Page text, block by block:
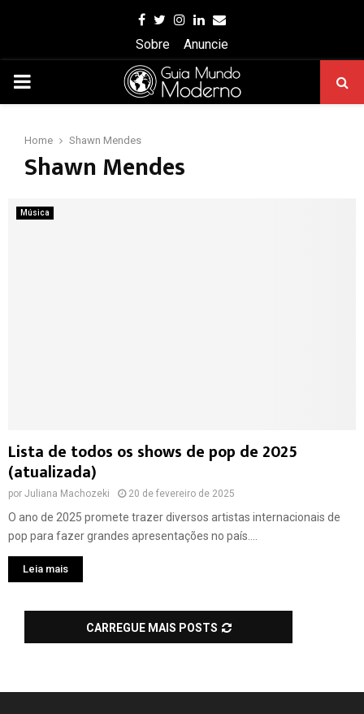
Facebook
Twitter
Instagram
Linkedin
Email
Sobre
Anuncie
PRIMARY
Home Shawn Mendes
Shawn Mendes
Música
Lista de todos os shows de pop de 2025
(atualizada)
por Juliana Machozeki 20 de fevereiro de 2025
O ano de 2025 promete trazer diversos artistas internacionais de
pop para fazer grandes apresentações no país....
Leia mais
CARREGUE MAIS POSTS